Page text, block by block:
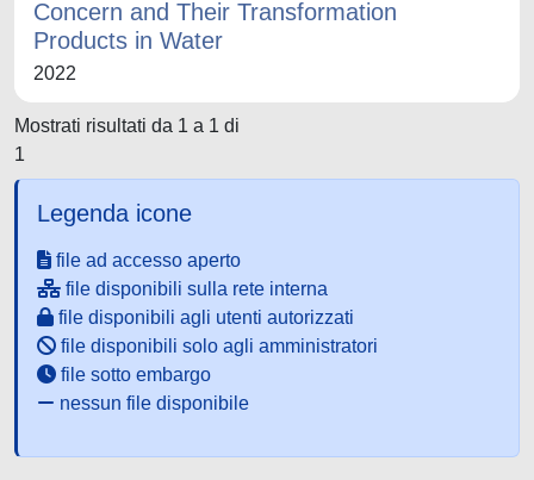
Concern and Their Transformation
Products in Water
2022
Mostrati risultati da 1 a 1 di
1
Legenda icone
file ad accesso aperto
file disponibili sulla rete interna
file disponibili agli utenti autorizzati
file disponibili solo agli amministratori
file sotto embargo
nessun file disponibile